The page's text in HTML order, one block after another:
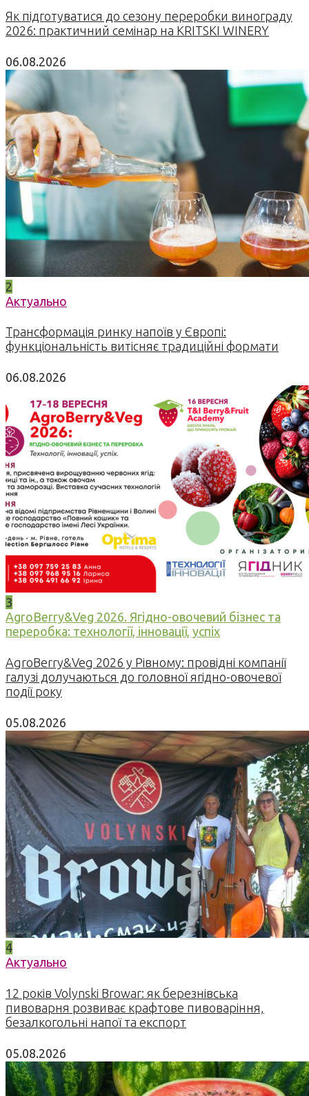
Як підготуватися до сезону переробки винограду
2026: практичний семінар на KRITSKI WINERY
06.08.2026
2
Актуально
Трансформація ринку напоїв у Європі:
функціональність витісняє традиційні формати
06.08.2026
3
AgroBerry&Veg 2026. Ягідно-овочевий бізнес та
переробка: технології, інновації, успіх
AgroBerry&Veg 2026 у Рівному: провідні компанії
галузі долучаються до головної ягідно-овочевої
події року
05.08.2026
4
Актуально
12 років Volynski Browar: як березнівська
пивоварня розвиває крафтове пивоваріння,
безалкогольні напої та експорт
05.08.2026